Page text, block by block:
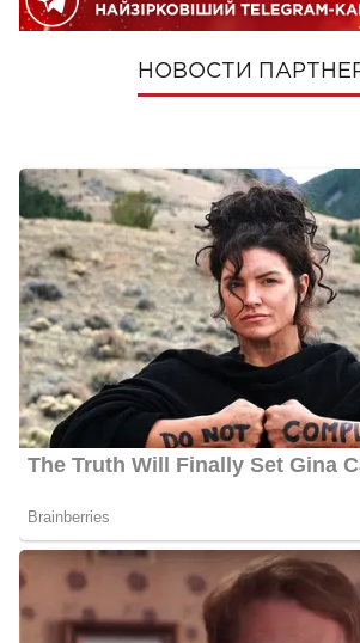
НОВОСТИ